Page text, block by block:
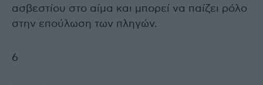
ασβεστίου στο αίμα και μπορεί να παίζει ρόλο
στην επούλωση των πληγών.
6